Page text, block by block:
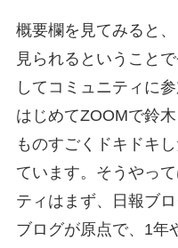
概要欄を見てみると
見られるということ
してコミュニティに
はじめてZOOMで鈴
ものすごくドキドキ
ています。そうやっ
ティはまず、日報ブ
ブログが原点で、1年